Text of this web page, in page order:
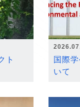
ト
国際
いて